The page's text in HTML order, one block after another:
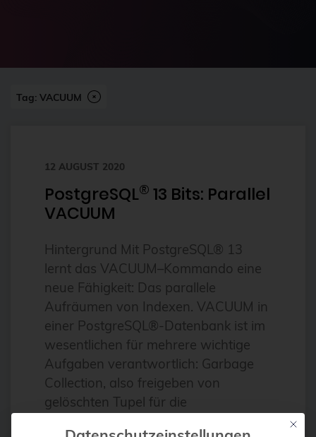
2FA
Abonnement
Alpin
Alternativen
Amazon FSx
anleitung
Ansible
Ansible Community Proxmox
Ansible-Modul
AnsibleFest
Antivirus
Apache
Tag: VACUUM
12 AUGUST 2020
PostgreSQL® 13 Bits: Parallel
VACUUM
Hintergrund Mit PostgreSQL® 13
lernt das VACUUM–Kommando eine
neue Fähigkeit: Das parallele
Aufräumen von Indexen. VACUUM in
einer PostgreSQL®-Datenbank ist im
wesentlichen für mehrere wichtige
Aufgaben verantwortlich: Garbage
Collection, also freigeben von
gelöschten Tupel für die
Mit